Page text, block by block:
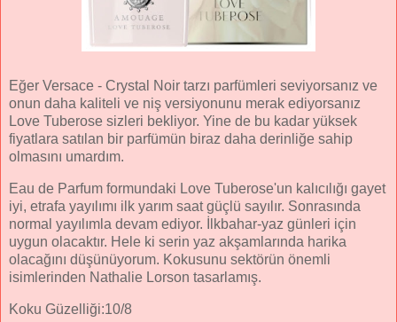
Eğer Versace - Crystal Noir tarzı parfümleri seviyorsanız ve
onun daha kaliteli ve niş versiyonunu merak ediyorsanız
Love Tuberose sizleri bekliyor. Yine de bu kadar yüksek
fiyatlara satılan bir parfümün biraz daha derinliğe sahip
olmasını umardım.
Eau de Parfum formundaki Love Tuberose'un kalıcılığı gayet
iyi, etrafa yayılımı ilk yarım saat güçlü sayılır. Sonrasında
normal yayılımla devam ediyor. İlkbahar-yaz günleri için
uygun olacaktır. Hele ki serin yaz akşamlarında harika
olacağını düşünüyorum. Kokusunu sektörün önemli
isimlerinden Nathalie Lorson tasarlamış.
Koku Güzelliği:10/8